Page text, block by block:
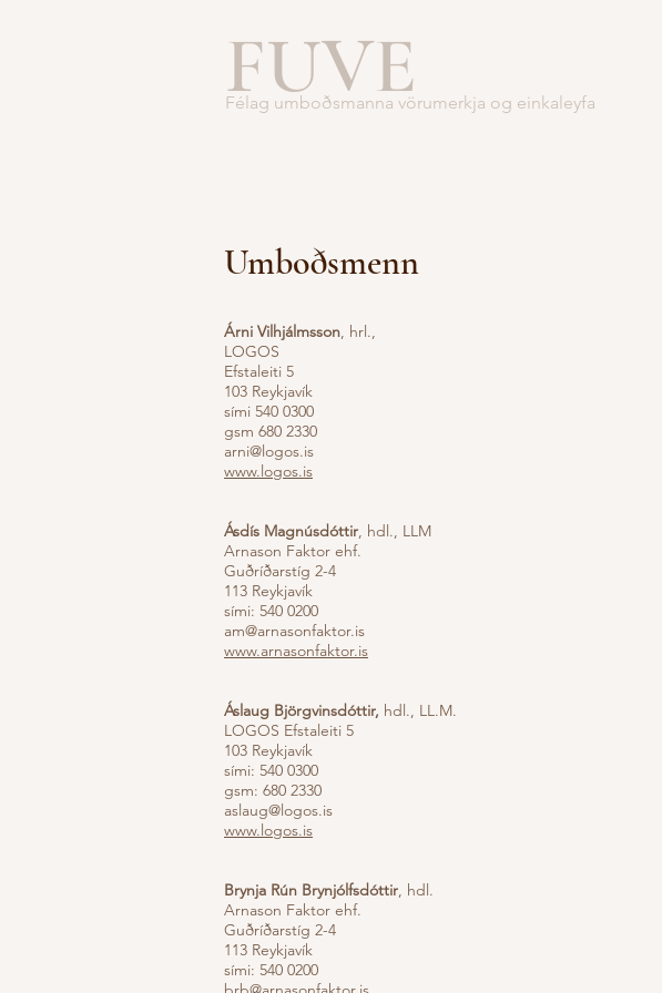
FUVE
Félag umboðsmanna vörumerkja og einkaleyfa
Umboðsmenn
Árni Vilhjálmsson, hrl.,
LOGOS
Efstaleiti 5
103 Reykjavík
sími 540 0300
gsm 680 2330
arni@logos.is
www.logos.is
Ásdís Magnúsdóttir, hdl., LLM
Arnason Faktor ehf.
Guðríðarstíg 2-4
113 Reykjavík
sími: 540 0200
am@arnasonfaktor.is
www.arnasonfaktor.is
Áslaug Björgvinsdóttir, hdl., LL.M.
LOGOS Efstaleiti 5
103 Reykjavík
sími: 540 0300
gsm: 680 2330
aslaug@logos.is
www.logos.is
Brynja Rún Brynjólfsdóttir, hdl.
Arnason Faktor ehf.
Guðríðarstíg 2-4
113 Reykjavík
sími: 540 0200